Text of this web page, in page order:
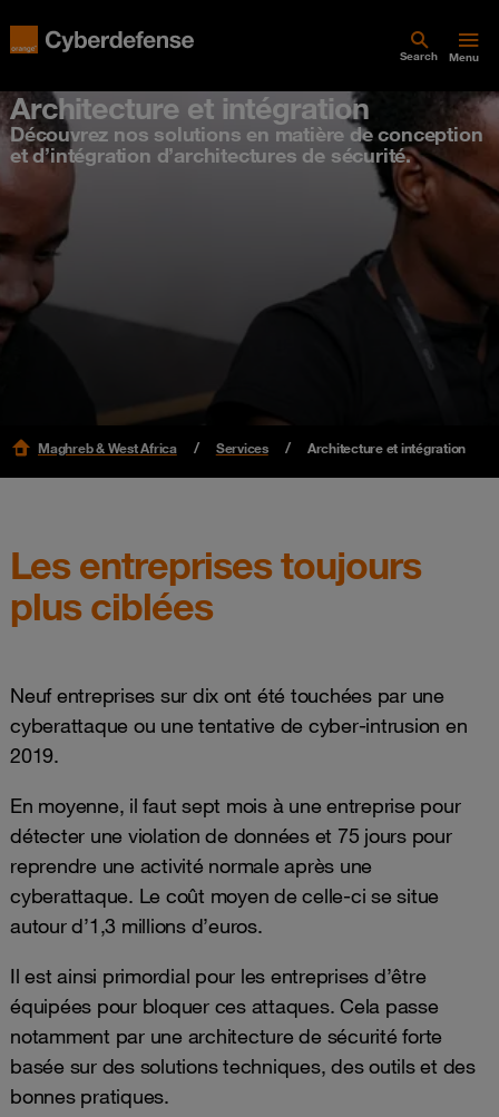
Search Menu
Architecture et intégration
Découvrez nos solutions en matière de conception
et d’intégration d’architectures de sécurité.
Maghreb & West Africa Services Architecture et intégration
Les entreprises toujours
plus ciblées
Neuf entreprises sur dix ont été touchées par une
cyberattaque ou une tentative de cyber-intrusion en
2019.
En moyenne, il faut sept mois à une entreprise pour
détecter une violation de données et 75 jours pour
reprendre une activité normale après une
cyberattaque. Le coût moyen de celle-ci se situe
autour d’1,3 millions d’euros.
Il est ainsi primordial pour les entreprises d’être
équipées pour bloquer ces attaques. Cela passe
notamment par une architecture de sécurité forte
basée sur des solutions techniques, des outils et des
bonnes pratiques.